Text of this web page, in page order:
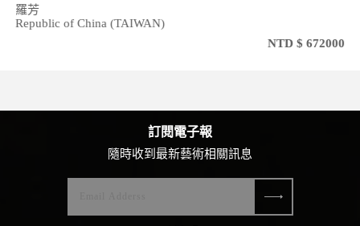
羅芳
Republic of China (TAIWAN)
NTD $ 672000
訂閱電子報
隨時收到最新藝術相關訊息